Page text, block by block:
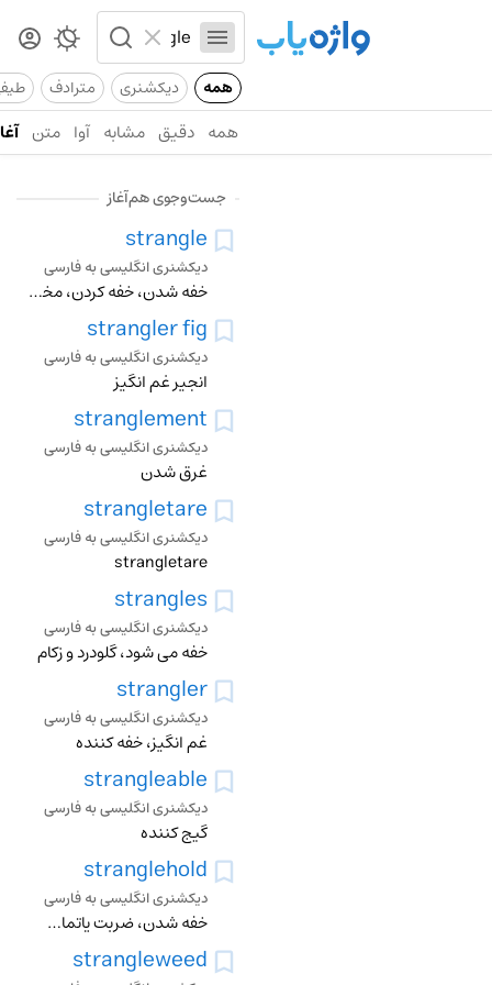
همه دیکشنری مترادف
همه دقیق مشابه آوا متن
جست‌وجوی هم‌آغاز
strangle
دیکشنری انگلیسی به فارسی
خفه شدن، خفه کردن، مختنق کردن، گلوی کسی را فشردن، طناب انداختن
strangler fig
دیکشنری انگلیسی به فارسی
انجیر غم انگیز
stranglement
دیکشنری انگلیسی به فارسی
غرق شدن
strangletare
دیکشنری انگلیسی به فارسی
strangletare
strangles
دیکشنری انگلیسی به فارسی
خفه می شود، گلودرد و زکام
strangler
دیکشنری انگلیسی به فارسی
غم انگیز، خفه کننده
strangleable
دیکشنری انگلیسی به فارسی
گیج کننده
stranglehold
دیکشنری انگلیسی به فارسی
خفه شدن، ضربت یاتماس خفه کننده
strangleweed